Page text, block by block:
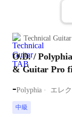
添付ファイル(2個)
Technical
O.D. /
& Guitar Pro
-Polyphia エレ
中級